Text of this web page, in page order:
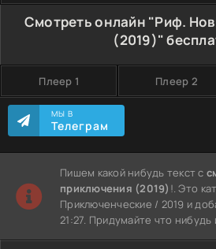
Смотреть онлайн "Риф.
(2019)"
Плеер 1 Плеер 2
МЫ В
Телеграм
Пишем какой нибудь текст с
приключения (2019) !. Это
Приключенческие / 2019 и
21:27. Придумайте что